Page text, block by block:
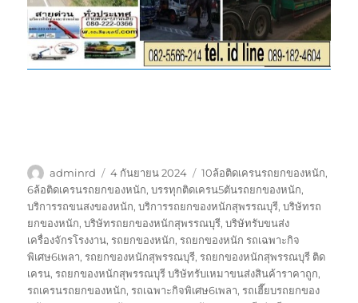
ผู้
เขียน
adminrd
เขียน
เมื่อ
4 กันยายน 2024
ป้าย
กำกับ
10ล้อติดเครนรถยกของหนัก,
6ล้อติดเครนรถยกของหนัก,บรรทุกติดเครน5ตันรถยกของหนัก,
บริการรถขนสงของหนัก,บริการรถยกของหนักสุพรรณบุรี,บริษัทรถ
ยกของหนัก,บริษัทรถยกของหนักสุพรรณบุรี,บริษัทรับขนส่ง
เครื่องจักรโรงงาน,รถยกของหนัก,รถยกของหนัก รถเฉพาะกิจ
พิเศษ6เพลา,รถยกของหนักสุพรรณบุรี,รถยกของหนักสุพรรณบุรี ติด
เครน,รถยกของหนักสุพรรณบุรี บริษัทรับเหมาขนส่งสินค้าราคาถูก,
รถเครนรถยกของหนัก,รถเฉพาะกิจพิเศษ6เพลา,รถเฮี๊ยบรถยกของ